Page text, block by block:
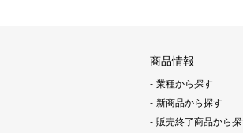
商品情報
業種から探す
新商品から探す
販売終了商品から